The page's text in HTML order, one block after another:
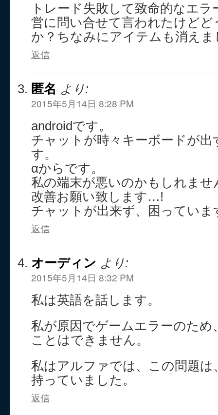
トレード失敗して致命的なエ
営に問い合せて言われたけど
か？ちなみにアイテムも消えま
返信
匿名 より:
2015年5月14日 8:28 PM
androidです。
チャットが時々キーボードが
す。
αからです。
私の端末が悪いのかもしれませ
改善お願い致します…!
チャットが出来ず、困っていま
返信
オーディン より:
2015年5月14日 8:32 PM
私は英語を話します。
私が原因でゲームエラーのため
ことはできません。
私はアルファでは、この問題
持っていました。
返信